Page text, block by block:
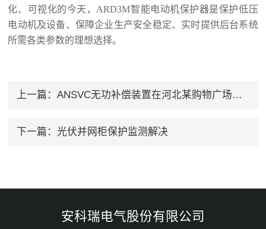
化、可视化的今天， ARD3M智能电动机保护器是保护低压
电动机及设备、保障企业生产安全稳定、实时提供后台系统
所需各类参数的理想选择。
上一篇： ANSVC无功补偿装置在河北某购物广场中的应用
下一篇： 光伏并网柜保护监测解决
安科瑞电气股份有限公司